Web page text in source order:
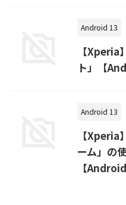
Android 13
【Xperia
ト」【
Android 13
【
ーム」の
【